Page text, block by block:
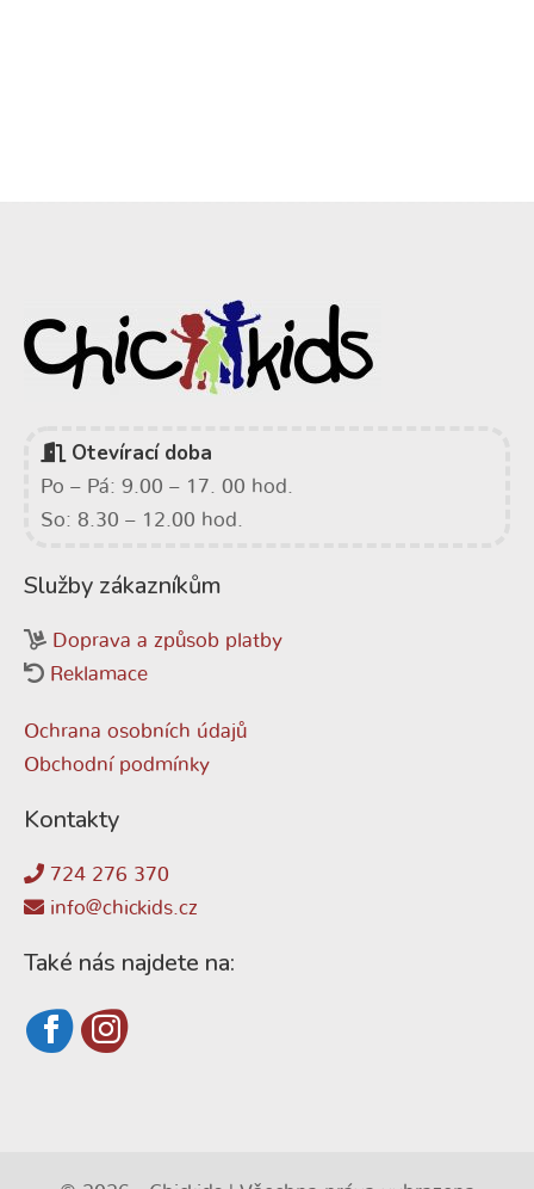
Otevírací doba
Po – Pá: 9.00 – 17. 00 hod.
So: 8.30 – 12.00 hod.
Služby zákazníkům
Doprava a způsob platby
Reklamace
Ochrana osobních údajů
Obchodní podmínky
Kontakty
724 276 370
info@chickids.cz
Také nás najdete na: